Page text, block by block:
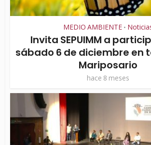
MEDIO AMBIENTE •
Invita SEPUIMM a
sábado 6 de diciembre en
Mariposario
hace 8 meses